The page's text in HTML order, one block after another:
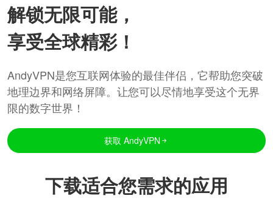
解锁无限可能，
享受全球精彩！
AndyVPN是您互联网体验的最佳伴侣，它帮助您突破
地理边界和网络屏障。让您可以尽情地享受这个无界
限的数字世界！
获取 AndyVPN
下载适合您需求的应用